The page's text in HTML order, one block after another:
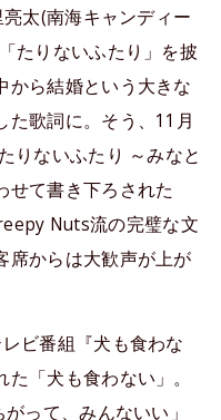
太(南海キャンディー
たりないふたり」を披
から結婚という大きな
た歌詞に。そう、11月
りないふたり ～みなと
せて書き下ろされた
Nuts流の完璧な文
からは大歓声が上が
ビ番組『犬も食わな
「犬も食わない」。
って、みんないい」